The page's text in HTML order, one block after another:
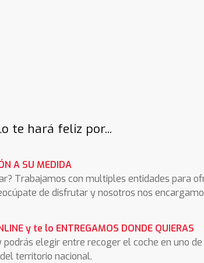
te hará feliz por...
A SU MEDIDA
Trabajamos con multiples entidades para
de disfrutar y nosotros nos
y te lo ENTREGAMOS DONDE QUIERAS
podrás elegir entre recoger el coche en uno
territorio nacional.